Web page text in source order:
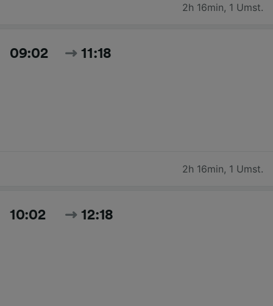
2h 16min, 1 Umst.
09:02 11:18
2h 16min, 1 Umst.
10:02 12:18